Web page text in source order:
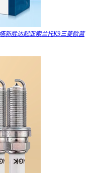
新胜达起亚索兰托K9三菱欧蓝